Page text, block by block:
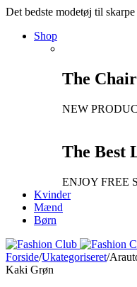
Det bedste modetøj til skarpe
Shop
The
NEW
The Best
ENJOY FREE
Kvinder
Mænd
Børn
Forside/Ukategoriseret/
Kaki Grøn